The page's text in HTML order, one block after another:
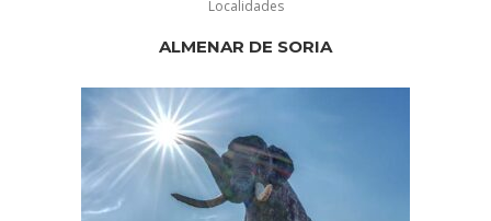
Localidades
ALMENAR DE SORIA